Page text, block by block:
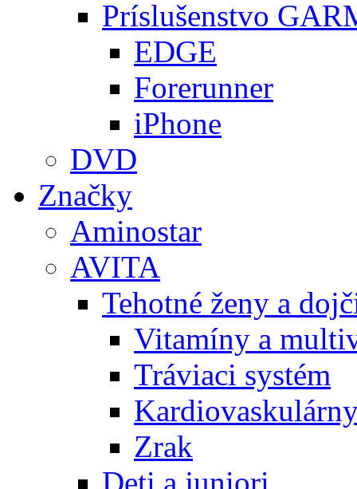
Príslušenstvo
EDGE
Forerunner
iPhone
DVD
Značky
Aminostar
AVITA
Tehotné ženy a
Vitamíny a
Tráviaci systém
Zrak
Deti a juniori